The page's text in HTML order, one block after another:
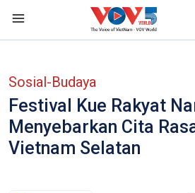
Sosial-Budaya
Festival Kue Rakyat
Menyebarkan Cita
Vietnam Selatan